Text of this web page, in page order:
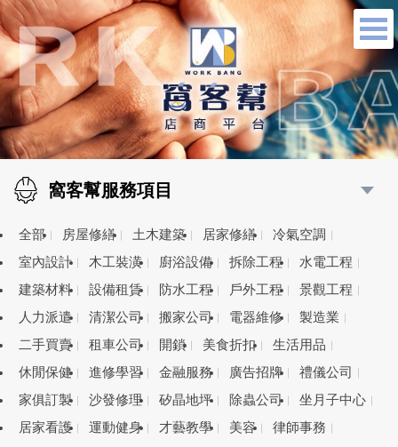
窩客幫服務項目
全部 房屋修繕 土木建築 居家修繕
冷氣空調
室內設計
木工裝潢 廚浴設備 拆除工程
水電工程
建築材料
設備租賃 防水工程 戶外工程
景觀工程
人力派遣
清潔公司 搬家公司 電器維修
製造業
二手買賣
租車公司 開鎖 美食折扣
生活用品
休閒保健
進修學習 金融服務 廣告招牌
禮儀公司
家俱訂製
沙發修理 矽晶地坪 除蟲公司
坐月子中心
居家看護
運動健身 才藝教學 美容
律師事務